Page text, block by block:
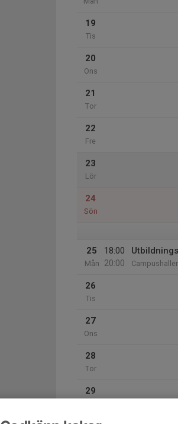
19
Tis
20
Ons
21
Tor
22
Fre
23
Lör
24
Sön
25
Mån
18:00
20:00
26
Tis
27
Ons
28
Tor
29